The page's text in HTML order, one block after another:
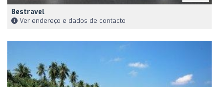
Bestravel
Ver endereço e dados de contacto